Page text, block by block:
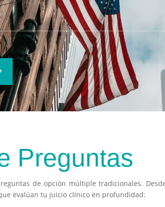
Preguntas
de opción múltiple tradicionales.
evalúan tu juicio clínico en profundidad: